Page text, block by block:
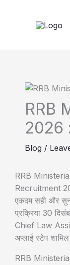
RRB
2026
Blog /
RRB
Recruitment
एकदम सही और
प्रक्रिया 30
Chief Law
अप्लाई स्टेप
RRB